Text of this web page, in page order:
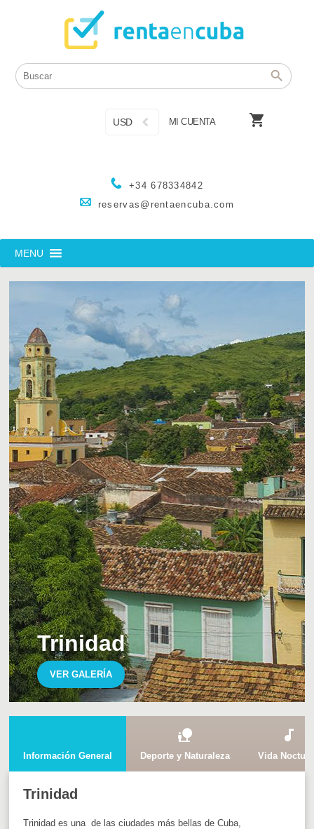
+34 678334842
reservas@rentaencuba.com
USD MI CUENTA 
MENU
Trinidad
VER GALERÍA
Información General
nature_people
Deporte y Naturaleza
audiotrack
Vida
Trinidad
Trinidad es una de las ciudades más bellas de Cuba,